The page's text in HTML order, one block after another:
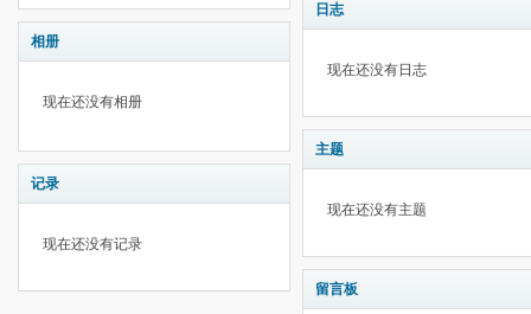
相册
现在还没有相册
记录
现在还没有记录
日志
现在还没有日志
主题
现在还没有主题
留言板